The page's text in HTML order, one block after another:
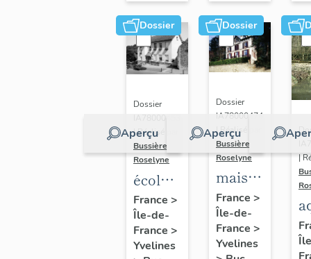
Dossier
Aperçu
Dossier
| Réalisé par
Bussière
Roselyne
école
primaire
de
filles,
France >
Île-de-
France >
Yvelines
Dossier
Aperçu
Dossier
IA78000474
| Réalisé par
Bussière
Roselyne
maison
dite
villa
Saint
Marie
France >
Île-de-
France >
Yvelines
|